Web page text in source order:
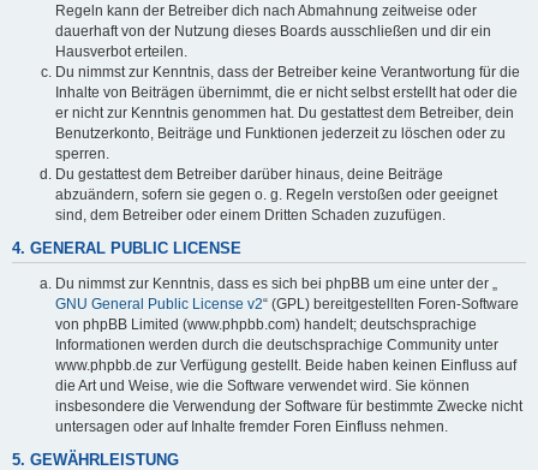
Regeln kann der Betreiber dich nach Abmahnung zeitweise oder
dauerhaft von der Nutzung dieses Boards ausschließen und dir ein
Hausverbot erteilen.
Du nimmst zur Kenntnis, dass der Betreiber keine Verantwortung für die
Inhalte von Beiträgen übernimmt, die er nicht selbst erstellt hat oder die
er nicht zur Kenntnis genommen hat. Du gestattest dem Betreiber, dein
Benutzerkonto, Beiträge und Funktionen jederzeit zu löschen oder zu
sperren.
Du gestattest dem Betreiber darüber hinaus, deine Beiträge
abzuändern, sofern sie gegen o. g. Regeln verstoßen oder geeignet
sind, dem Betreiber oder einem Dritten Schaden zuzufügen.
4. GENERAL PUBLIC LICENSE
Du nimmst zur Kenntnis, dass es sich bei phpBB um eine unter der „
GNU General Public License v2“ (GPL) bereitgestellten Foren-Software
von phpBB Limited (www.phpbb.com) handelt; deutschsprachige
Informationen werden durch die deutschsprachige Community unter
www.phpbb.de zur Verfügung gestellt. Beide haben keinen Einfluss auf
die Art und Weise, wie die Software verwendet wird. Sie können
insbesondere die Verwendung der Software für bestimmte Zwecke nicht
untersagen oder auf Inhalte fremder Foren Einfluss nehmen.
5. GEWÄHRLEISTUNG